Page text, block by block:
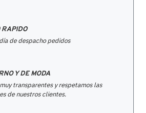
RAPIDO
de despacho pedidos
Y DE MODA
transparentes y respetamos las
de nuestros clientes.